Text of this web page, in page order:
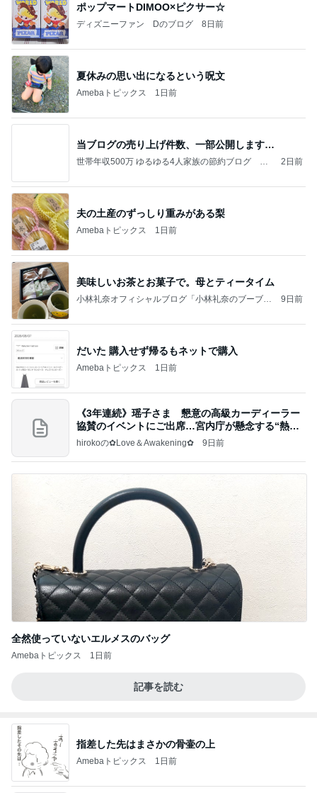
ポップマートDIMOO×ピクサー☆
ディズニーファン Dのブログ 8日前
夏休みの思い出になるという呪文
Amebaトピックス 1日前
当ブログの売り上げ件数、一部公開します…
世帯年収500万 ゆるゆる4人家族の節約ブログ 〜
2日前
夫の土産のずっしり重みがある梨
Amebaトピックス 1日前
美味しいお茶とお菓子で。母とティータイム
小林礼奈オフィシャルブログ「小林礼奈のブーブー
9日前
だいた 購入せず帰るもネットで購入
Amebaトピックス 1日前
《3年連続》瑶子さま 懇意の高級カーディーラー
協賛のイベントにご出席…宮内庁が懸念する“熱心
すぎ
hirokoの✿Love＆Awakening✿ 9日前
全然使っていないエルメスのバッグ
Amebaトピックス 1日前
記事を読む
指差した先はまさかの骨壷の上
Amebaトピックス 1日前